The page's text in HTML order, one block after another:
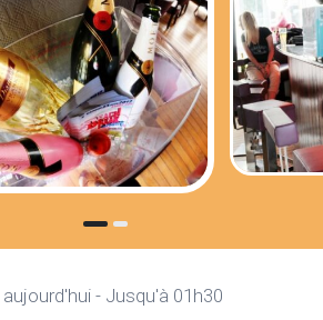
- Jusqu'à 01h30